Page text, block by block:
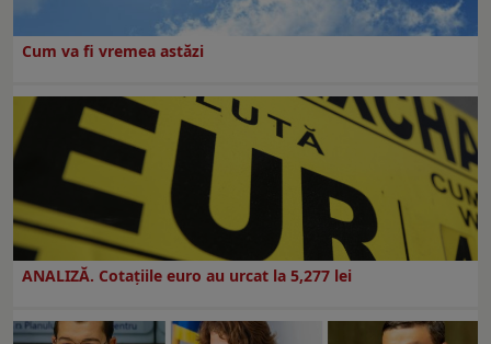
Cum va fi vremea astăzi
ANALIZĂ. Cotațiile euro au urcat la 5,277 lei